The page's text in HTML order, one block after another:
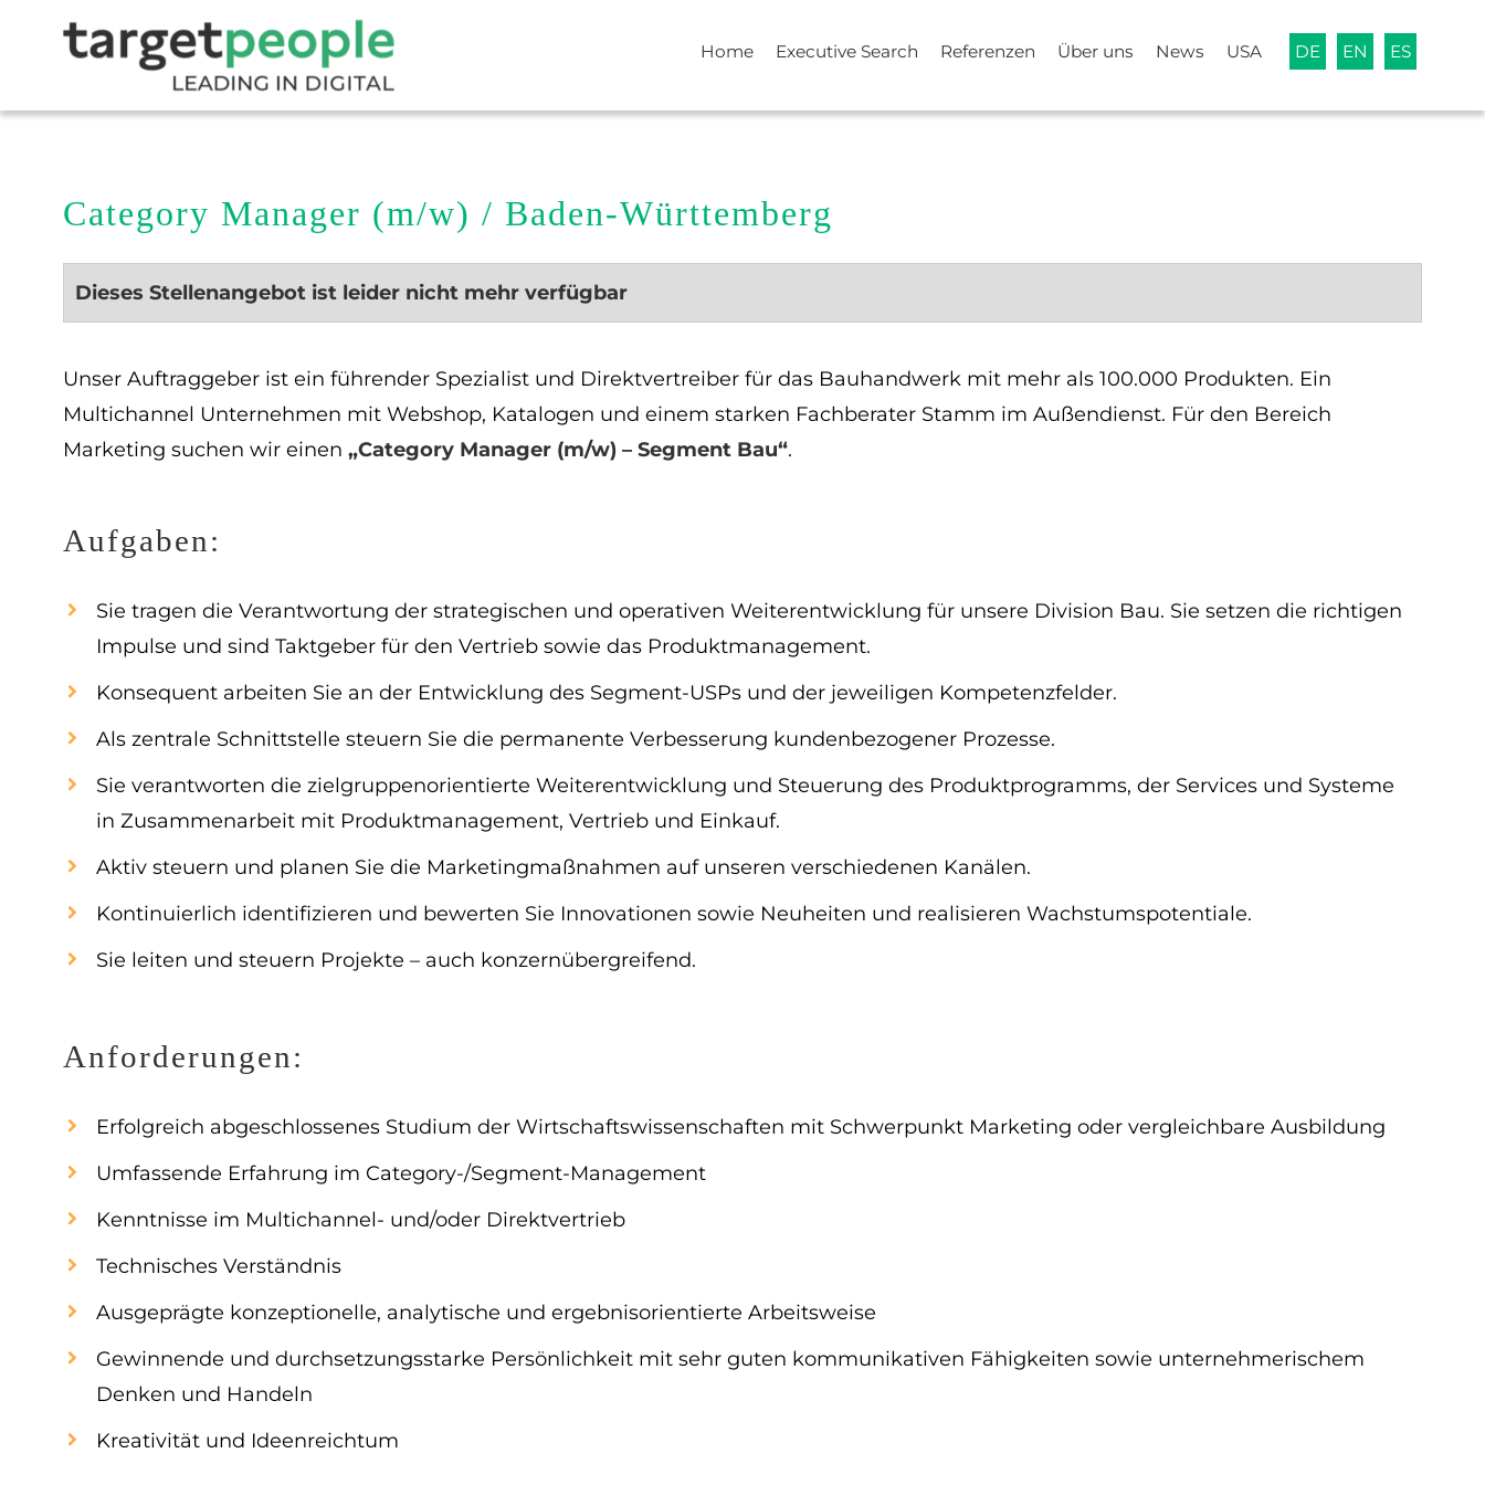
Home Executive Search Referenzen Über uns News USA DE EN ES
Category Manager (m/w) / Baden-Württemberg
Dieses Stellenangebot ist leider nicht mehr verfügbar
Unser Auftraggeber ist ein führender Spezialist und Direktvertreiber für das Bauhandwerk mit mehr als 100.000 Produkten. Ein
Multichannel Unternehmen mit Webshop, Katalogen und einem starken Fachberater Stamm im Außendienst. Für den Bereich
Marketing suchen wir einen „Category Manager (m/w) – Segment Bau“.
Aufgaben:
Sie tragen die Verantwortung der strategischen und operativen Weiterentwicklung für unsere Division Bau. Sie setzen die richtigen
Impulse und sind Taktgeber für den Vertrieb sowie das Produktmanagement.
Konsequent arbeiten Sie an der Entwicklung des Segment-USPs und der jeweiligen Kompetenzfelder.
Als zentrale Schnittstelle steuern Sie die permanente Verbesserung kundenbezogener Prozesse.
Sie verantworten die zielgruppenorientierte Weiterentwicklung und Steuerung des Produktprogramms, der Services und Systeme
in Zusammenarbeit mit Produktmanagement, Vertrieb und Einkauf.
Aktiv steuern und planen Sie die Marketingmaßnahmen auf unseren verschiedenen Kanälen.
Kontinuierlich identifizieren und bewerten Sie Innovationen sowie Neuheiten und realisieren Wachstumspotentiale.
Sie leiten und steuern Projekte – auch konzernübergreifend.
Anforderungen:
Erfolgreich abgeschlossenes Studium der Wirtschaftswissenschaften mit Schwerpunkt Marketing oder vergleichbare Ausbildung
Umfassende Erfahrung im Category-/Segment-Management
Kenntnisse im Multichannel- und/oder Direktvertrieb
Technisches Verständnis
Ausgeprägte konzeptionelle, analytische und ergebnisorientierte Arbeitsweise
Gewinnende und durchsetzungsstarke Persönlichkeit mit sehr guten kommunikativen Fähigkeiten sowie unternehmerischem
Denken und Handeln
Kreativität und Ideenreichtum